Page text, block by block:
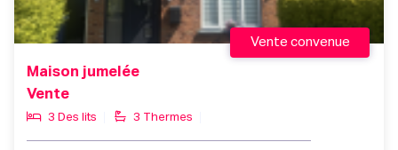
Maison jumelée
Vente
3 Des lits 3 Thermes
Vente convenue